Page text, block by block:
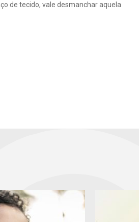
de tecido, vale desmanchar aquela